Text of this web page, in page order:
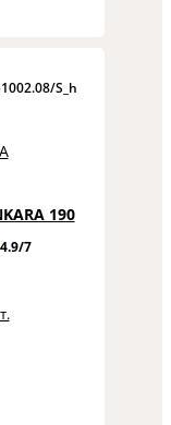
S_h
190
4.9/7